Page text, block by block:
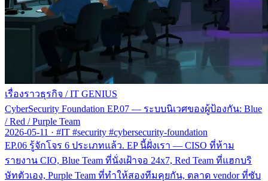
เรื่องราวธุรกิจ / IT GENIUS
CyberSecurity Foundation EP.07 — ระบบนิเวศของผู้ป้องกัน: Blue
/ Red / Purple Team
2026-05-11 · #IT #security #cybersecurity-foundation
EP.06 รู้จักโจร 6 ประเภทแล้ว. EP นี้ฝั่งเรา — CISO ที่ห้าม
รายงาน CIO, Blue Team ที่นั่งเฝ้าจอ 24x7, Red Team ที่แฮกบริ
ษัทตัวเอง, Purple Team ที่ทำให้สองทีมคุยกัน, ตลาด vendor ที่ซับ